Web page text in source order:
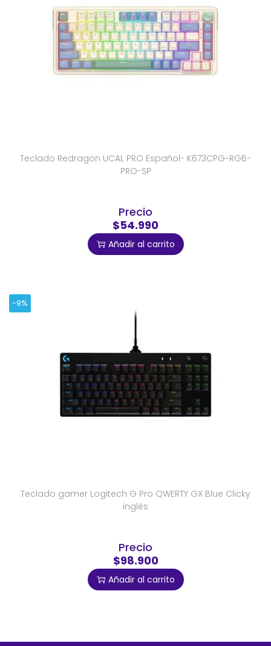
Teclado Redragon UCAL PRO Español- K673CPG-RGB-
PRO-SP
Precio
$54.990
Añadir al carrito
-9%
Teclado gamer Logitech G Pro QWERTY GX Blue Clicky
inglés
Precio
$98.900
Añadir al carrito